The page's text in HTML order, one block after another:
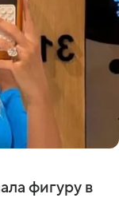
фигуру в